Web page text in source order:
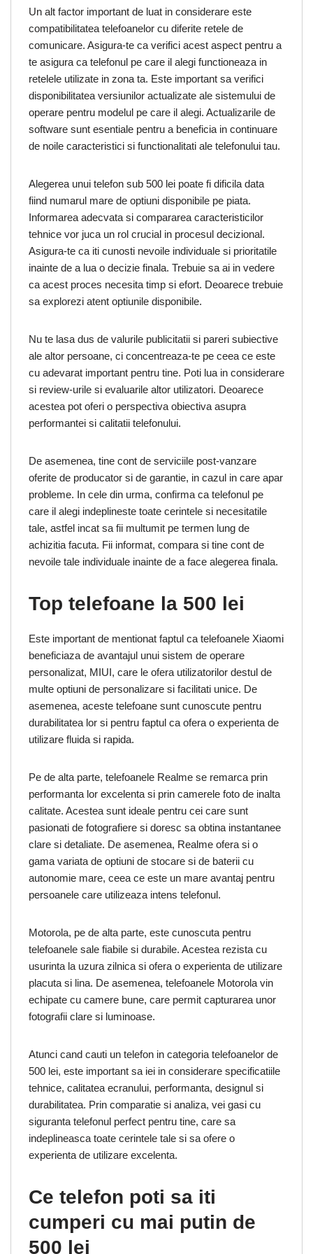
Un alt factor important de luat in considerare este
compatibilitatea telefoanelor cu diferite retele de
comunicare. Asigura-te ca verifici acest aspect pentru a
te asigura ca telefonul pe care il alegi functioneaza in
retelele utilizate in zona ta. Este important sa verifici
disponibilitatea versiunilor actualizate ale sistemului de
operare pentru modelul pe care il alegi. Actualizarile de
software sunt esentiale pentru a beneficia in continuare
de noile caracteristici si functionalitati ale telefonului tau.
Alegerea unui telefon sub 500 lei poate fi dificila data
fiind numarul mare de optiuni disponibile pe piata.
Informarea adecvata si compararea caracteristicilor
tehnice vor juca un rol crucial in procesul decizional.
Asigura-te ca iti cunosti nevoile individuale si prioritatile
inainte de a lua o decizie finala. Trebuie sa ai in vedere
ca acest proces necesita timp si efort. Deoarece trebuie
sa explorezi atent optiunile disponibile.
Nu te lasa dus de valurile publicitatii si pareri subiective
ale altor persoane, ci concentreaza-te pe ceea ce este
cu adevarat important pentru tine. Poti lua in considerare
si review-urile si evaluarile altor utilizatori. Deoarece
acestea pot oferi o perspectiva obiectiva asupra
performantei si calitatii telefonului.
De asemenea, tine cont de serviciile post-vanzare
oferite de producator si de garantie, in cazul in care apar
probleme. In cele din urma, confirma ca telefonul pe
care il alegi indeplineste toate cerintele si necesitatile
tale, astfel incat sa fii multumit pe termen lung de
achizitia facuta. Fii informat, compara si tine cont de
nevoile tale individuale inainte de a face alegerea finala.
Top telefoane la 500 lei
Este important de mentionat faptul ca telefoanele Xiaomi
beneficiaza de avantajul unui sistem de operare
personalizat, MIUI, care le ofera utilizatorilor destul de
multe optiuni de personalizare si facilitati unice. De
asemenea, aceste telefoane sunt cunoscute pentru
durabilitatea lor si pentru faptul ca ofera o experienta de
utilizare fluida si rapida.
Pe de alta parte, telefoanele Realme se remarca prin
performanta lor excelenta si prin camerele foto de inalta
calitate. Acestea sunt ideale pentru cei care sunt
pasionati de fotografiere si doresc sa obtina instantanee
clare si detaliate. De asemenea, Realme ofera si o
gama variata de optiuni de stocare si de baterii cu
autonomie mare, ceea ce este un mare avantaj pentru
persoanele care utilizeaza intens telefonul.
Motorola, pe de alta parte, este cunoscuta pentru
telefoanele sale fiabile si durabile. Acestea rezista cu
usurinta la uzura zilnica si ofera o experienta de utilizare
placuta si lina. De asemenea, telefoanele Motorola vin
echipate cu camere bune, care permit capturarea unor
fotografii clare si luminoase.
Atunci cand cauti un telefon in categoria telefoanelor de
500 lei, este important sa iei in considerare specificatiile
tehnice, calitatea ecranului, performanta, designul si
durabilitatea. Prin comparatie si analiza, vei gasi cu
siguranta telefonul perfect pentru tine, care sa
indeplineasca toate cerintele tale si sa ofere o
experienta de utilizare excelenta.
Ce telefon poti sa iti
cumperi cu mai putin de
500 lei